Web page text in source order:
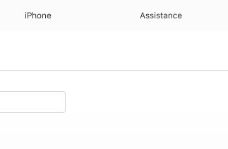
iPhone Assistance